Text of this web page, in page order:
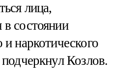
лица,
состоянии
и наркотического
Козлов.